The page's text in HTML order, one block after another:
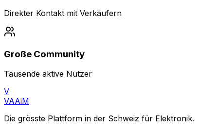
Direkter Kontakt mit Verkäufern
Große Community
Tausende aktive Nutzer
V
VAAiM
Die grösste Plattform in der Schweiz für Elektronik.